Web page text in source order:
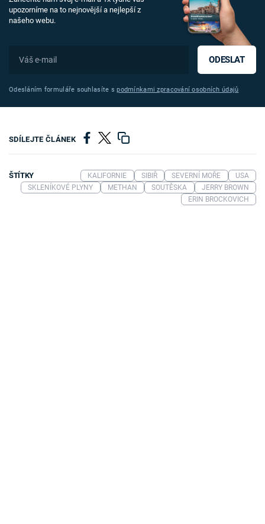
upozorníme na to nejnovější a nejlepší z
našeho webu.
ODESLAT
Odesláním formuláře souhlasíte spodmínkami zpracování osobních údajů
SDÍLEJTE ČLÁNEK
ŠTÍTKY KALIFORNIE SIBIŘ SEVERNÍ MOŘE
USA
SKLENÍKOVÉ PLYNY
METHAN SOUTĚSKA
JERRY BROWN
ERIN BROCKOVICH